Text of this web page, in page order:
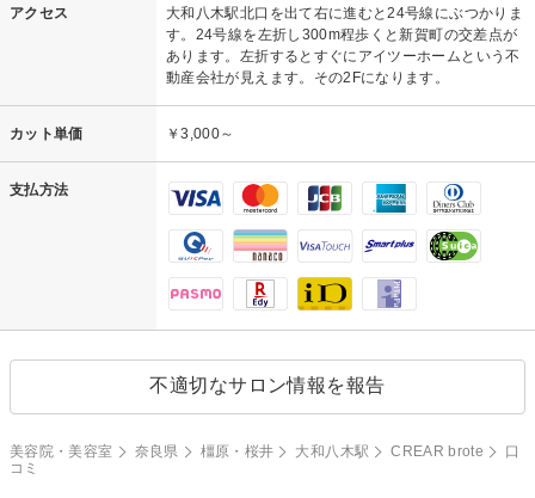
アクセス
大和八木駅北口を出て右に進むと24号線にぶつかりま
す。24号線を左折し300m程歩くと新賀町の交差点が
あります。左折するとすぐにアイツーホームという不
動産会社が見えます。その2Fになります。
カット単価 ￥3,000～
支払方法
不適切なサロン情報を報告
美容院・美容室 奈良県 橿原・桜井 大和八木駅 CREAR brote
口
コミ